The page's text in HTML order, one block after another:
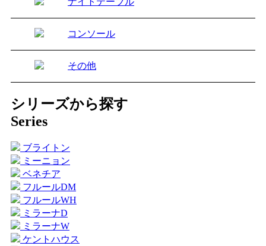
コンソール
その他
シリーズから探す
Series
ブライトン
ミーニョン
ベネチア
フルールDM
フルールWH
ミラーナD
ミラーナW
ケントハウス